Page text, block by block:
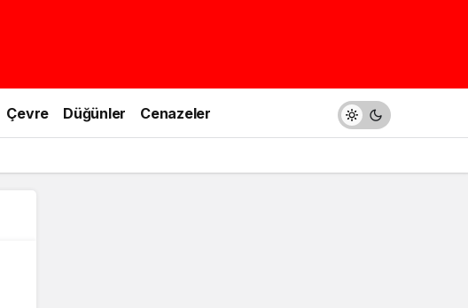
Çevre Düğünler Cenazeler